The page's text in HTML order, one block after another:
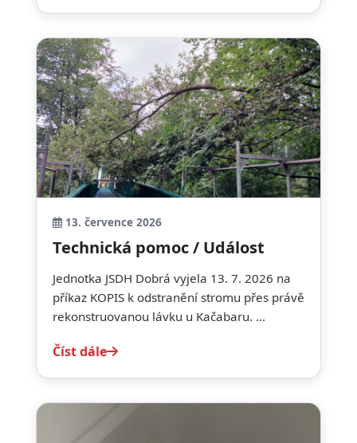
13. července 2026
Technická pomoc / Událost
Jednotka JSDH Dobrá vyjela 13. 7. 2026 na
příkaz KOPIS k odstranění stromu přes právě
rekonstruovanou lávku u Kačabaru. ...
Číst dále